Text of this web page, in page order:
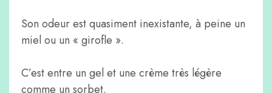
Son odeur est quasiment inexistante, à peine un
miel ou un « girofle ».
C’est entre un gel et une crème très légère
comme un sorbet.